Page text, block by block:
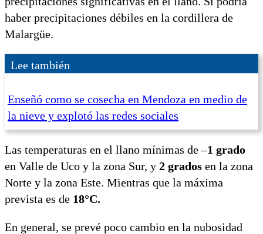
haber precipitaciones débiles en la cordillera de
Malargüe.
Lee también
Enseñó como se cosecha en Mendoza en medio de
la nieve y explotó las redes sociales
Las temperaturas en el llano mínimas de –1 grado
en Valle de Uco y la zona Sur, y 2 grados en la zona
Norte y la zona Este. Mientras que la máxima
prevista es de 18°C.
En general, se prevé poco cambio en la nubosidad